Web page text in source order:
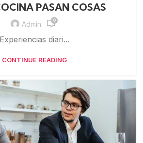
PASAN COSAS
Admin 0
Experiencias diari...
CONTINUE READING